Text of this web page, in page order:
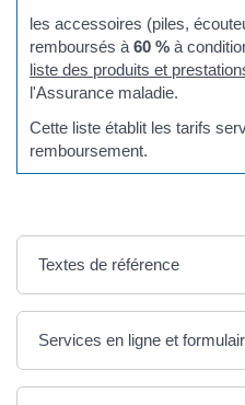
les accessoires (piles,
remboursés à60 % à
liste des produits et
l'Assurance maladie.
Cette liste établit les tarifs
remboursement.
Textes de référence
Services en ligne et